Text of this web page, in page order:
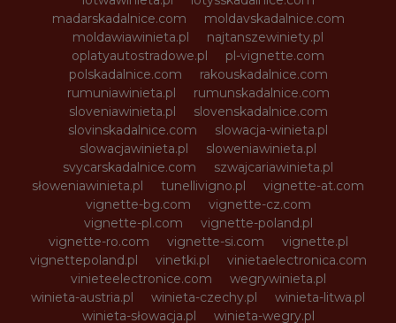
madarskadalnice.com
moldavskadalnice.com
moldawiawinieta.pl
najtanszewiniety.pl
oplatyautostradowe.pl
pl-vignette.com
polskadalnice.com
rakouskadalnice.com
rumuniawinieta.pl
rumunskadalnice.com
sloveniawinieta.pl
slovenskadalnice.com
slovinskadalnice.com
slowacja-winieta.pl
slowacjawinieta.pl
sloweniawinieta.pl
svycarskadalnice.com
szwajcariawinieta.pl
słoweniawinieta.pl
tunellivigno.pl
vignette-at.com
vignette-bg.com
vignette-cz.com
vignette-pl.com
vignette-poland.pl
vignette-ro.com
vignette-si.com
vignette.pl
vignettepoland.pl
vinetki.pl
vinietaelectronica.com
vinieteelectronice.com
wegrywinieta.pl
winieta-austria.pl
winieta-czechy.pl
winieta-litwa.pl
winieta-słowacja.pl
winieta-wegry.pl